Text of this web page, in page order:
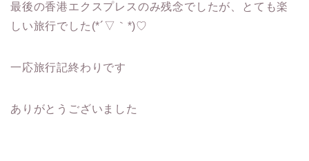
最後の香港エクスプレスのみ残念でしたが、とても楽
しい旅行でした(*´▽｀*)♡
一応旅行記終わりです
ありがとうございました